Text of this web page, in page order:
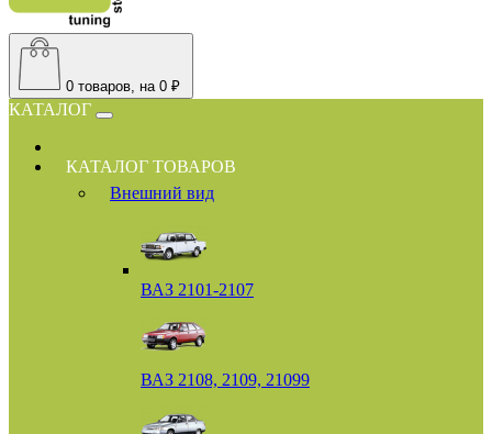
0 товаров, на 0 ₽
КАТАЛОГ
КАТАЛОГ ТОВАРОВ
Внешний вид
ВАЗ 2101-2107
ВАЗ 2108, 2109, 21099